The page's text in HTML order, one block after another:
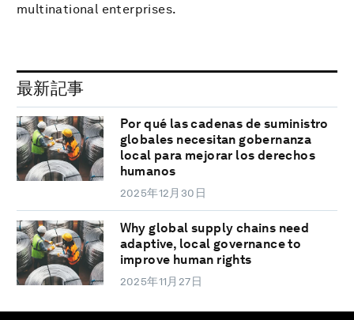
multinational enterprises.
最新記事
Por qué las cadenas de suministro
globales necesitan gobernanza
local para mejorar los derechos
humanos
2025年12月30日
Why global supply chains need
adaptive, local governance to
improve human rights
2025年11月27日